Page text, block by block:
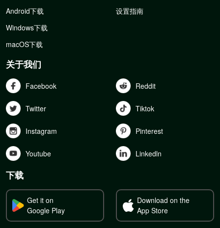
Android下载
Windows下载
macOS下载
设置指南
关于我们
Facebook Reddit
Twitter Tiktok
Instagram Pinterest
Youtube Linkedln
下载
Get it on
Google Play
Download on the
App Store